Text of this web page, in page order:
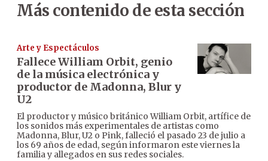
Más contenido de esta sección
Arte y Espectáculos
Fallece William Orbit, genio
de la música electrónica y
productor de Madonna, Blur y
U2
El productor y músico británico William Orbit, artífice de
los sonidos más experimentales de artistas como
Madonna, Blur, U2 o Pink, falleció el pasado 23 de julio a
los 69 años de edad, según informaron este viernes la
familia y allegados en sus redes sociales.